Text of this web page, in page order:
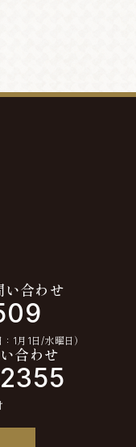
い合わせ
1月1日/水曜日）
合わせ